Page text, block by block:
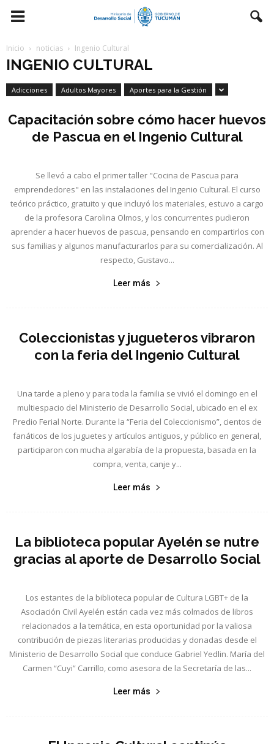
Inicio noticias Ingenio Cultural
INGENIO CULTURAL
Adicciones Adultos Mayores Aportes para la Gestión
Capacitación sobre cómo hacer huevos
de Pascua en el Ingenio Cultural
Se llevó a cabo el primer taller "Cocina de Pascua para
emprendedores" en las instalaciones del Ingenio Cultural. El curso
teórico práctico, gratuito y que incluyó los materiales, estuvo a cargo
de la profesora Carolina Olmos, y los concurrentes pudieron
aprender a hacer huevos de pascua, pensando en compartirlos con
sus familias y algunos manufacturarlos para su comercialización. Al
respecto, Gustavo...
Leer más
Coleccionistas y jugueteros vibraron
con la feria del Ingenio Cultural
Una tarde a pleno y para toda la familia se vivió el domingo en el
multiespacio del Ministerio de Desarrollo Social, ubicado en el ex
Predio Ferial Norte. Durante la “Feria del Coleccionismo”, cientos de
fanáticos de los juguetes y artículos antiguos, y público en general,
participaron con mucha algarabía de la propuesta, basada en la
compra, venta, canje y...
Leer más
La biblioteca popular Ayelén se nutre
gracias al aporte de Desarrollo Social
Los estantes de la biblioteca popular de Cultura LGBT+ de la
Asociación Civil Ayelén están cada vez más colmados de libros
relacionados a la temática, en esta oportunidad por la valiosa
contribución de piezas literarias producidas y donadas desde el
Ministerio de Desarrollo Social que conduce Gabriel Yedlin. María del
Carmen “Cuyi” Carrillo, como asesora de la Secretaría de las...
Leer más